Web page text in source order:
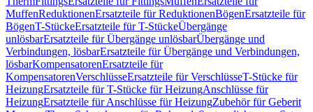
MuffenReduktionenErsatzteile für ReduktionenBögenErsatzteile für
BögenT-StückeErsatzteile für T-StückeÜbergänge
unlösbarErsatzteile für Übergänge unlösbarÜbergänge und
Verbindungen, lösbarErsatzteile für Übergänge und Verbindungen,
lösbarKompensatorenErsatzteile für
KompensatorenVerschlüsseErsatzteile für VerschlüsseT-Stücke für
HeizungErsatzteile für T-Stücke für HeizungAnschlüsse für
HeizungErsatzteile für Anschlüsse für HeizungZubehör für Geberit